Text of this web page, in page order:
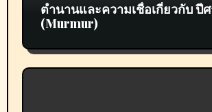
ตำนานและความเชื่อเกี่ยวกับ ปี
(Murmur)